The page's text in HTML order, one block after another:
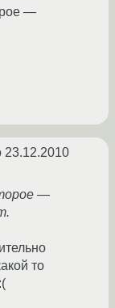
—
23.12.2010
—
то